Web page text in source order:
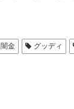
闇金 グッディ